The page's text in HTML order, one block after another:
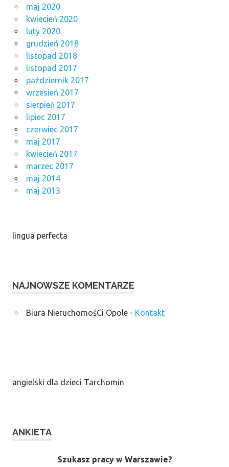
maj 2020
kwiecień 2020
luty 2020
grudzień 2018
listopad 2018
listopad 2017
październik 2017
wrzesień 2017
sierpień 2017
lipiec 2017
czerwiec 2017
maj 2017
kwiecień 2017
marzec 2017
maj 2014
maj 2013
lingua perfecta
NAJNOWSZE KOMENTARZE
Biura NieruchomośCi Opole- Kontakt
angielski dla dzieci Tarchomin
ANKIETA
Szukasz pracy w Warszawie?